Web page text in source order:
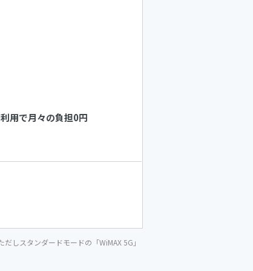
用で月々の負担0円
しスタンダードモードの「WiMAX 5G」